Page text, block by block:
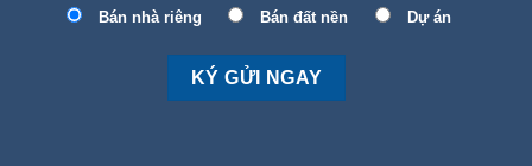
Bán nhà riêng Bán đất nền Dự án